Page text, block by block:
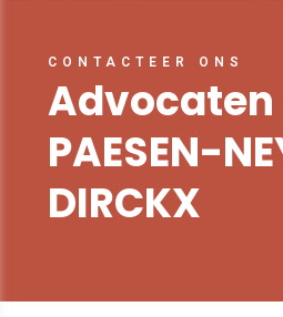
CONTACTEER ONS
Advocaten
PAESEN-
DIRCKX